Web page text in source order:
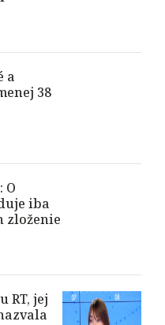
a
38
O
iba
zloženie
RT, jej